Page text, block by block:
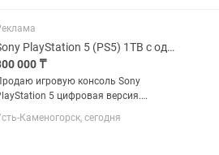
Sony PlayStation 5 (PS5) 1TB с одним геймпадом
000 ₸
игровую консоль Sony
5 цифровая версия.
состоянии. Покупалась для домашнего
Каменогорск, сегодня